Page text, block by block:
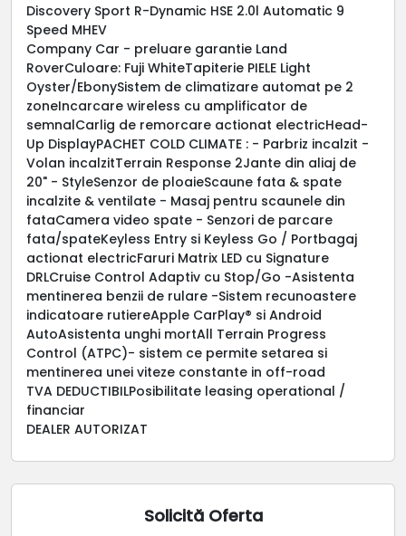
Discovery Sport R-Dynamic HSE 2.0l Automatic 9
Speed MHEV
Company Car - preluare garantie Land
RoverCuloare: Fuji WhiteTapiterie PIELE Light
Oyster/EbonySistem de climatizare automat pe 2
zoneIncarcare wireless cu amplificator de
semnalCarlig de remorcare actionat electricHead-
Up DisplayPACHET COLD CLIMATE : - Parbriz incalzit -
Volan incalzitTerrain Response 2Jante din aliaj de
20" - StyleSenzor de ploaieScaune fata & spate
incalzite & ventilate - Masaj pentru scaunele din
fataCamera video spate - Senzori de parcare
fata/spateKeyless Entry si Keyless Go / Portbagaj
actionat electricFaruri Matrix LED cu Signature
DRLCruise Control Adaptiv cu Stop/Go -Asistenta
mentinerea benzii de rulare -Sistem recunoastere
indicatoare rutiereApple CarPlay® si Android
AutoAsistenta unghi mortAll Terrain Progress
Control (ATPC)- sistem ce permite setarea si
mentinerea unei viteze constante in off-road
TVA DEDUCTIBILPosibilitate leasing operational /
financiar
DEALER AUTORIZAT
Solicită Oferta